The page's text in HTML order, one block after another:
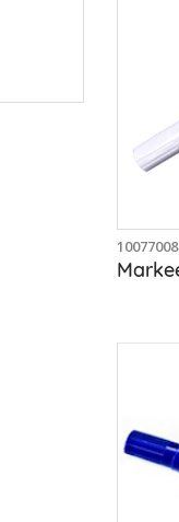
10077008